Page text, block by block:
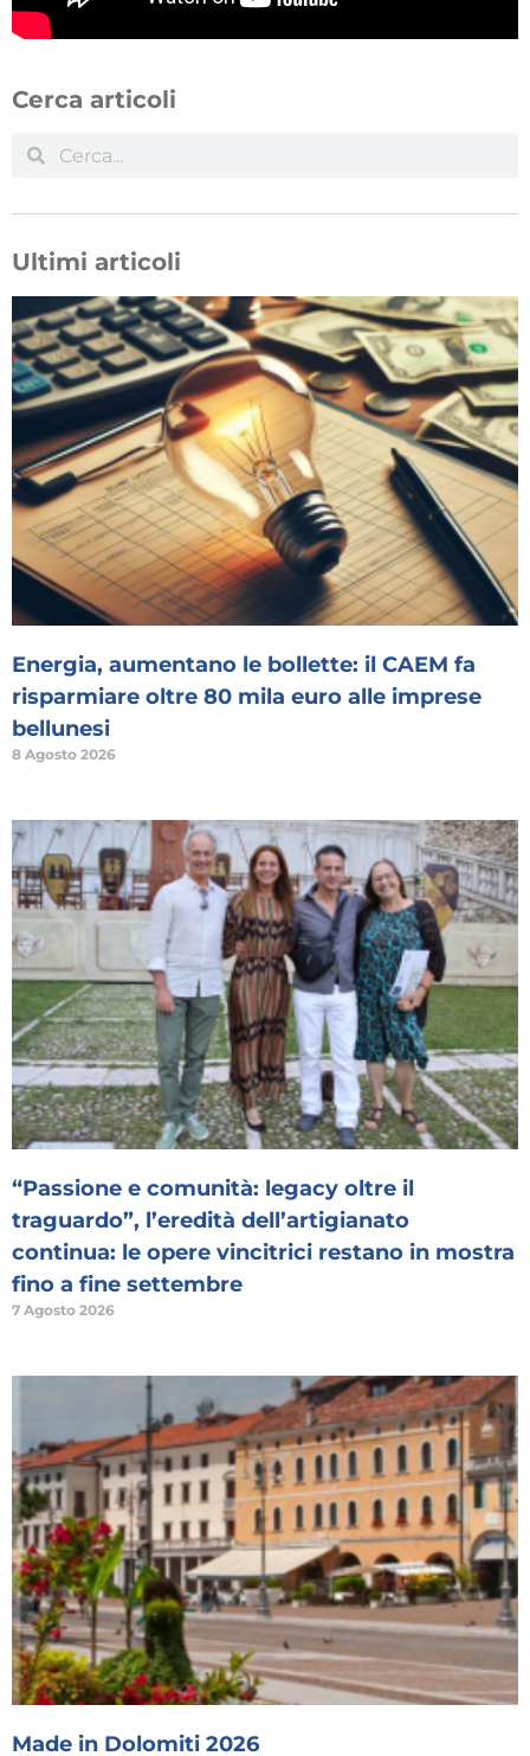
Cerca articoli
Ultimi articoli
Energia, aumentano le bollette: il CAEM fa
risparmiare oltre 80 mila euro alle imprese
bellunesi
8 Agosto 2026
“Passione e comunità: legacy oltre il
traguardo”, l’eredità dell’artigianato
continua: le opere vincitrici restano in mostra
fino a fine settembre
7 Agosto 2026
Made in Dolomiti 2026